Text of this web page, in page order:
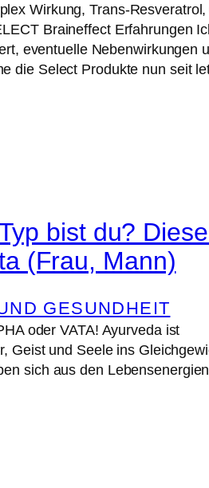
Wirkung, Trans-
Braineffect Erfahrungen
eventuelle Nebenwirkungen
die Select Produkte nun seit
bist du?
(Frau, Mann)
GESUNDHEIT
oder VATA! Ayurveda ist
Geist und Seele ins
sich aus den